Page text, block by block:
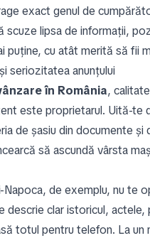
exact genul de
lipsa de informații,
puține, cu atât merită să fii
seriozitatea anunțului
în România,
este proprietarul. Uită-
de șasiu din documente
să ascundă vârsta
de exemplu, nu te
descrie clar istoricul,
totul pentru telefon. La